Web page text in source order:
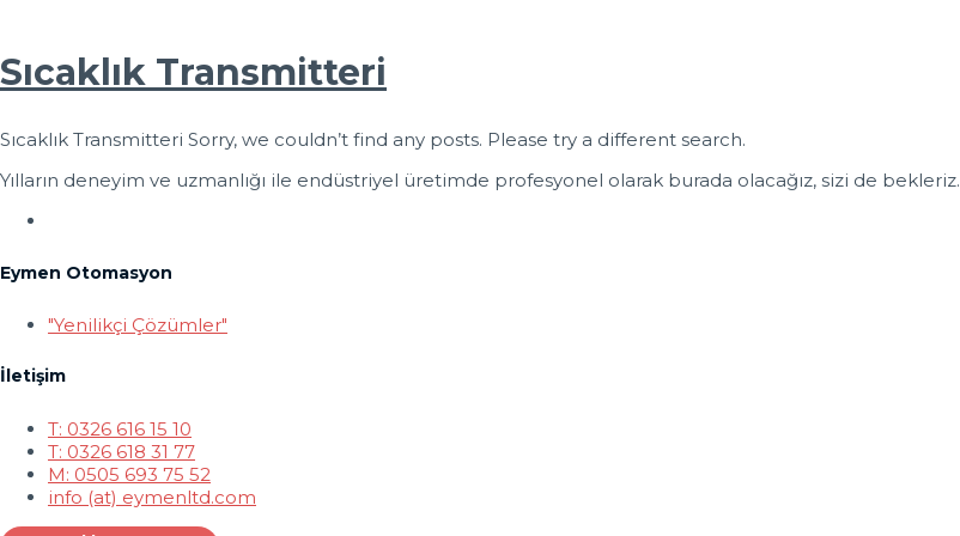
Sıcaklık Transmitteri
Sıcaklık Transmitteri Sorry, we couldn’t find any posts. Please try a different search.
Yılların deneyim ve uzmanlığı ile endüstriyel üretimde profesyonel olarak burada olacağız, sizi de bekleriz.
Eymen Otomasyon
"Yenilikçi Çözümler"
İletişim
T: 0326 616 15 10
T: 0326 618 31 77
M: 0505 693 75 52
info (at) eymenltd.com